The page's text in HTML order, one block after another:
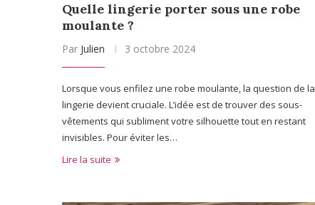
Quelle lingerie porter sous une robe
moulante ?
Par Julien 3 octobre 2024
Lorsque vous enfilez une robe moulante, la question de la
lingerie devient cruciale. L’idée est de trouver des sous-
vêtements qui subliment votre silhouette tout en restant
invisibles. Pour éviter les…
Lire la suite